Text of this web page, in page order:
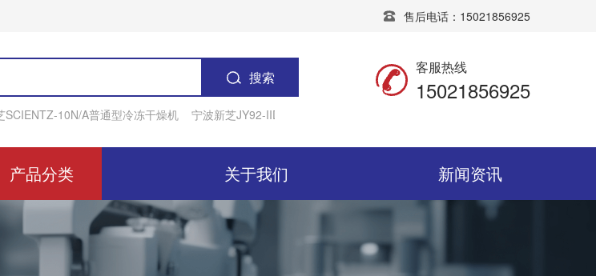
售后电话：15021856925
搜索
SCIENTZ-10N/A普通型冷冻干燥机 宁波新芝JY92-IIDN超声波细胞粉碎机
客服热线
15021856925
产品分类 关于我们 新闻资讯